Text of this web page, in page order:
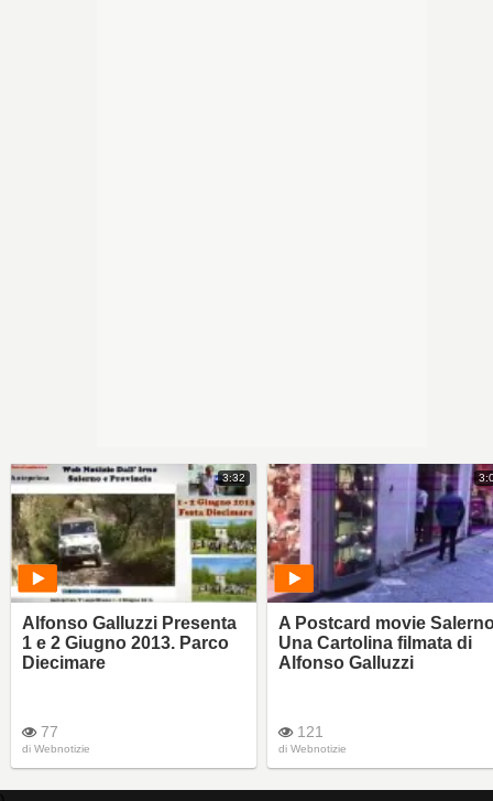
3:32
Alfonso Galluzzi Presenta
1 e 2 Giugno 2013. Parco
Diecimare
77
di Webnotizie
A Postcard movie
Una Cartolina filmata di
Alfonso Galluzzi
121
di Webnotizie